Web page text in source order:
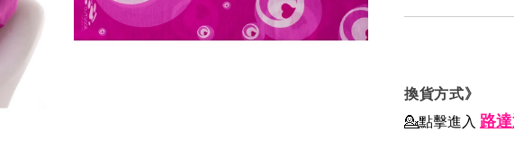
換貨方式》
💁點擊進入 路